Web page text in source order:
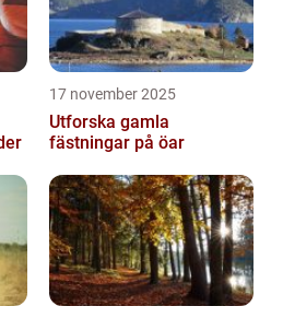
17 november 2025
Utforska gamla
fästningar på öar